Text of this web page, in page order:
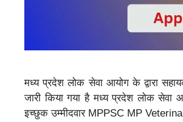
मध्य प्रदेश लोक सेवा आयोग के द्वारा
जारी किया गया है मध्य प्रदेश लोक सेवा
इच्छुक उम्मीदवार MPPSC MP